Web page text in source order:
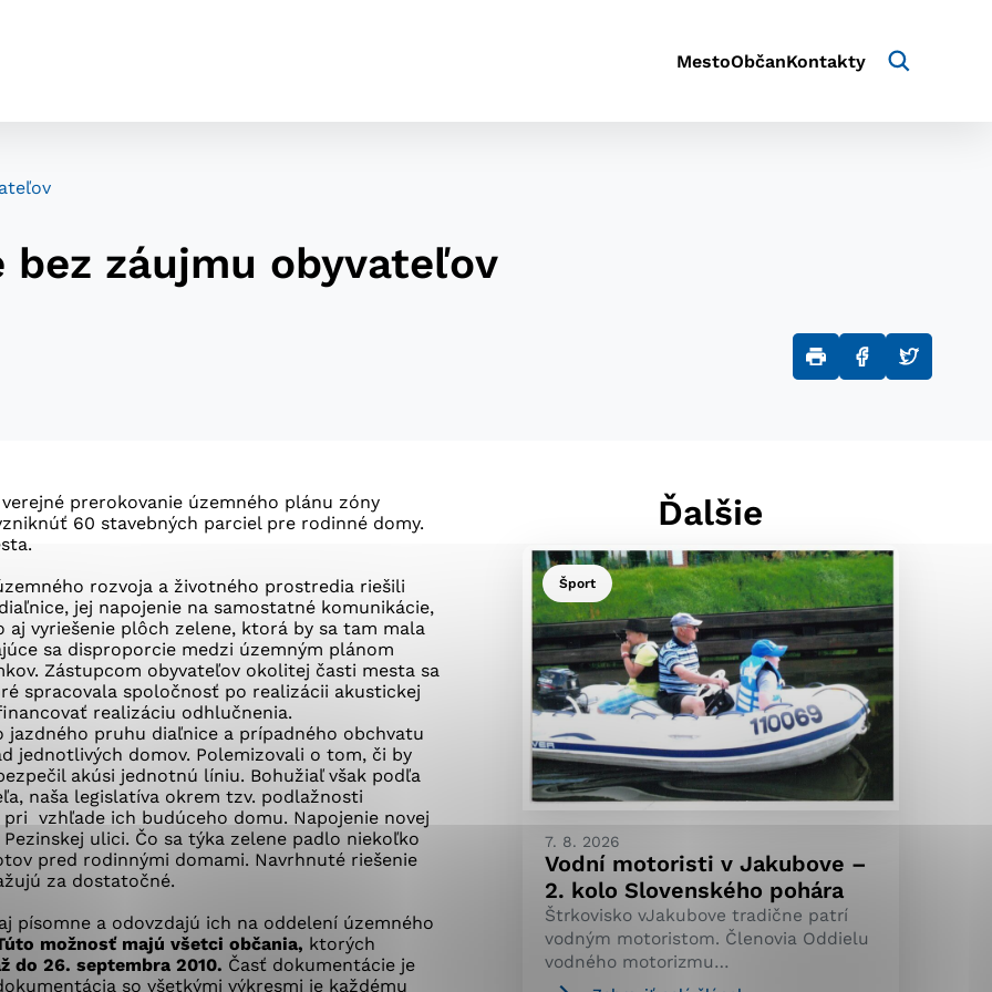
MestoObčanKontakty
bez záujmu obyvateľov
prerokovanie územného plánu zóny
60 stavebných parciel pre rodinné domy.
rozvoja a životného prostredia riešili
jej napojenie na samostatné komunikácie,
vyriešenie plôch zelene, ktorá by sa tam mala
sa disproporcie medzi územným plánom
Zástupcom obyvateľov okolitej časti mesta sa
spracovala spoločnosť po realizácii akustickej
realizáciu odhlučnenia.
pruhu diaľnice a prípadného obchvatu
jednotlivých domov. Polemizovali o tom, či by
akúsi jednotnú líniu. Bohužiaľ však podľa
naša legislatíva okrem tzv. podlažnosti
vzhľade ich budúceho domu. Napojenie novej
ulici. Čo sa týka zelene padlo niekoľko
pred rodinnými domami. Navrhnuté riešenie
za dostatočné.
písomne a odovzdajú ich na oddelení územného
možnosť majú všetci občania, ktorých
do 26. septembra 2010. Časť dokumentácie je
so všetkými výkresmi je každému
Ďalšie
Šport
7. 8. 2026
Vodní motoristi v Jakubove –
2. kolo Slovenského pohára
Štrkovisko vJakubove tradične patrí
vodným motoristom. Členovia Oddielu
vodného motorizmu…
ktorú chcete povoliť
pre prevádzku nevyhnutné a pomáhajú urobiť webové stránky uplatniteľnými
funkcie, ako je navigácia na stránke a prístup k zabezpečeným oblastiam webovej
cookie nemôže web správne fungovať.
prevádzkovateľovi stránok pochopiť, ako návštevníci stránok stránku používajú,
a ponúknuť im lepšiu skúsenosť. Všetky dáta sa zbierajú anonymne a nie je
osobou.
Povoliť všetko Uložiť nastavenia Viac informácií